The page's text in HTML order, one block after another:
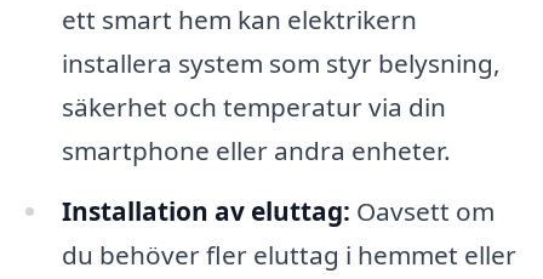
ett smart hem kan elektrikern
installera system som styr belysning,
säkerhet och temperatur via din
smartphone eller andra enheter.
Installation av eluttag: Oavsett om
du behöver fler eluttag i hemmet eller